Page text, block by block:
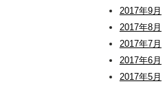
2017年9月
2017年8月
2017年7月
2017年6月
2017年5月